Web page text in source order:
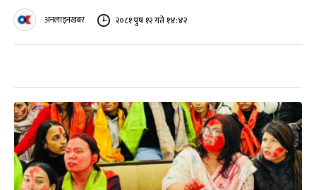
अनलाइनखबर २०८१ पुष १२ गते १४:४२